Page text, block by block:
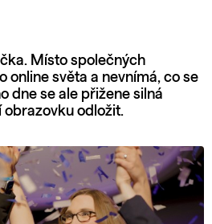
Místo společných
online světa a nevnímá, co se
dne se ale přižene silná
obrazovku odložit.